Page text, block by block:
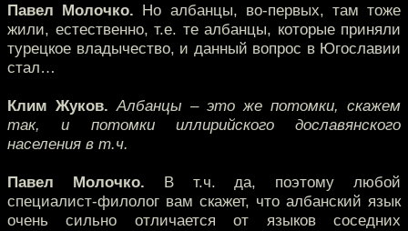
Павел Молочко. Но албанцы, во-первых, там тоже
жили, естественно, т.е. те албанцы, которые приняли
турецкое владычество, и данный вопрос в Югославии
стал…
Клим Жуков. Албанцы – это же потомки, скажем
так, и потомки иллирийского дославянского
населения в т.ч.
Павел Молочко. В т.ч. да, поэтому любой
специалист-филолог вам скажет, что албанский язык
очень сильно отличается от языков соседних